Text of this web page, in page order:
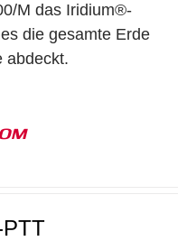
M das Iridium®-
die gesamte Erde
abdeckt.